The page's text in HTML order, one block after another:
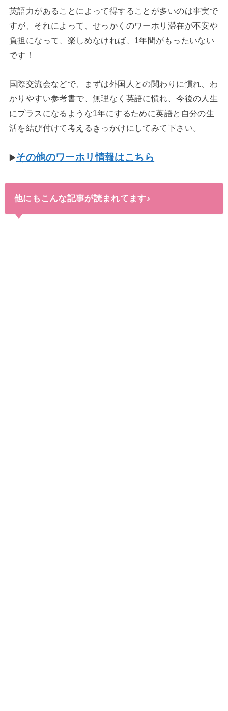
英語力があることによって得することが多いのは事実で
すが、それによって、せっかくのワーホリ滞在が不安や
負担になって、楽しめなければ、1年間がもったいない
です！
国際交流会などで、まずは外国人との関わりに慣れ、わ
かりやすい参考書で、無理なく英語に慣れ、今後の人生
にプラスになるような1年にするために英語と自分の生
活を結び付けて考えるきっかけにしてみて下さい。
▶️その他のワーホリ情報はこちら
他にもこんな記事が読まれてます♪